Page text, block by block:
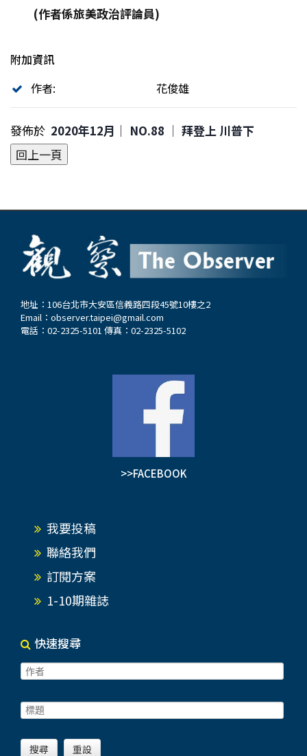
(作者係旅美政治評論員)
附加資訊
作者:
花俊雄
發佈於 2020年12月｜ NO.88 │ 拜登上 川普下
地址：106台北市大安區信義路四段45號10樓之2
Email： observer.taipei@gmail.com
電話：02-2325-5101 傳真：02-2325-5102
>>FACEBOOK
我要投稿
聯絡我們
訂閱方案
1-10期雜誌
快速搜尋